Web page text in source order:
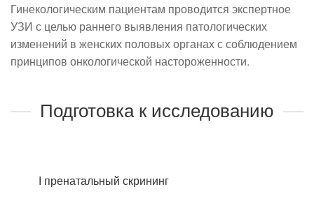
Гинекологическим пациентам проводится экспертное
УЗИ с целью раннего выявления патологических
изменений в женских половых органах с соблюдением
принципов онкологической настороженности.
Подготовка к исследованию
I пренатальный скрининг